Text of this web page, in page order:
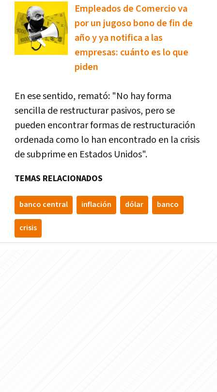
Empleados de Comercio va
por un jugoso bono de fin de
año y ya notifica a las
empresas: cuánto es lo que
piden
En ese sentido, remató: "No hay forma
sencilla de restructurar pasivos, pero se
pueden encontrar formas de restructuración
ordenada como lo han encontrado en la crisis
de subprime en Estados Unidos".
TEMAS RELACIONADOS
banco central inflación dólar banco
crisis